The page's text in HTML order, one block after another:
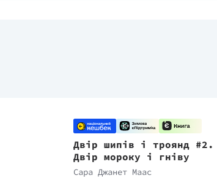
Двір шипів і троянд #2.
Двір мороку і гніву
Сара Джанет Маас